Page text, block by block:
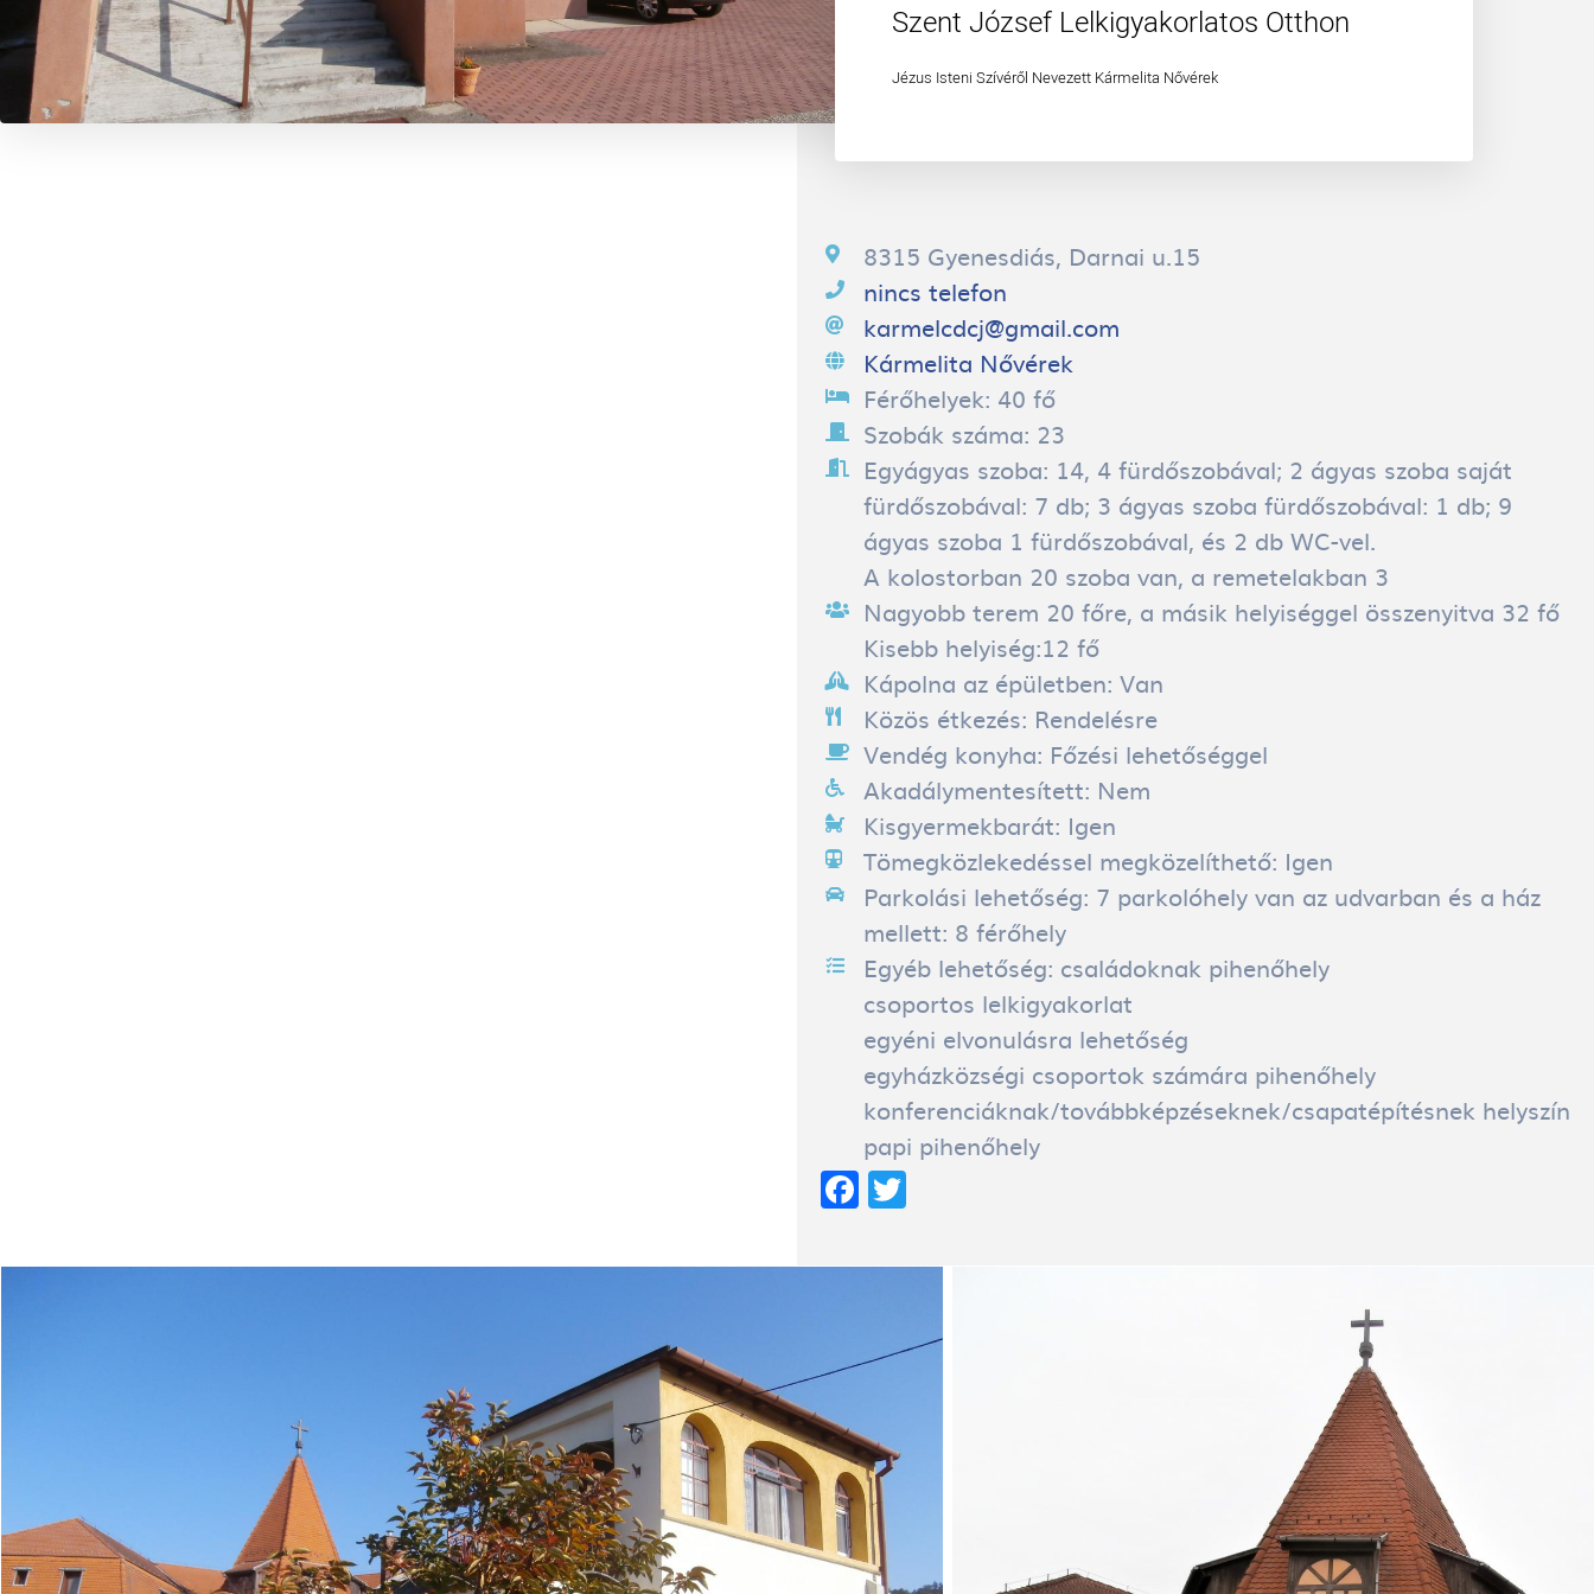
Szent József Lelkigyakorlatos Otthon
Jézus Isteni Szívéről Nevezett Kármelita Nővérek
8315 Gyenesdiás, Darnai u.15
nincs telefon
karmelcdcj@gmail.com
Kármelita Nővérek
Férőhelyek: 40
Szobák száma: 23
Egyágyas szoba: 14, 4 fürdőszobával; 2 ágyas szoba saját
fürdőszobával: 7 db; 3 ágyas szoba fürdőszobával: 1 db; 9
ágyas szoba 1 fürdőszobával, és 2 db WC-vel.
A kolostorban 20 szoba van, a remetelakban 3
Nagyobb terem 20 főre, a másik helyiséggel összenyitva 32 fő
Kisebb helyiség:12 fő
Kápolna az épületben: Van
Közös étkezés: Rendelésre
Vendég konyha: Főzési lehetőséggel
Akadálymentesített: Nem
Kisgyermekbarát: Igen
Tömegközlekedéssel megközelíthető: Igen
Parkolási lehetőség: 7 parkolóhely van az udvarban és a ház
mellett: 8 férőhely
Egyéb lehetőség: családoknak pihenőhely
csoportos lelkigyakorlat
egyéni elvonulásra lehetőség
egyházközségi csoportok számára pihenőhely
konferenciáknak/továbbképzéseknek/csapatépítésnek helyszín
papi pihenőhely
Facebook